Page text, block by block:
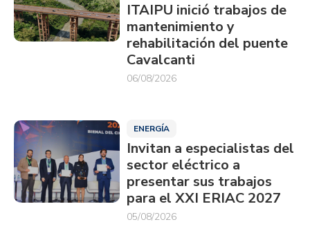
ITAIPU inició trabajos de
mantenimiento y
rehabilitación del puente
Cavalcanti
06/08/2026
ENERGÍA
Invitan a especialistas del
sector eléctrico a
presentar sus trabajos
para el XXI ERIAC 2027
05/08/2026